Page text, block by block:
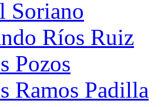
Soriano
Ríos Ruiz
Pozos
Ramos Padilla